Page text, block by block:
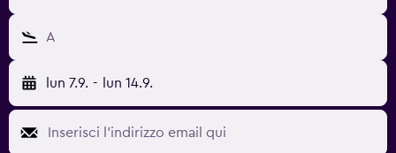
A
lun 7.9. - lun 14.9.